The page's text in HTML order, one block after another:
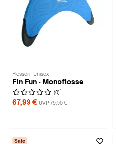
Flossen · Unisex
Fin Fun · Monoflosse
(0) 1
67,99 € UVP 79,90 €
Sale